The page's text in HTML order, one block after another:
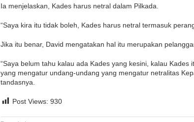
Ia menjelaskan, Kades harus netral dalam Pilkada.
“Saya kira itu tidak boleh, Kades harus netral termasuk
Jika itu benar, David mengatakan hal itu merupakan
“Saya belum tahu kalau ada Kades yang kesini, kalau Kades
yang mengatur undang-undang yang mengatur netralitas
tandasnya.
Post Views: 930